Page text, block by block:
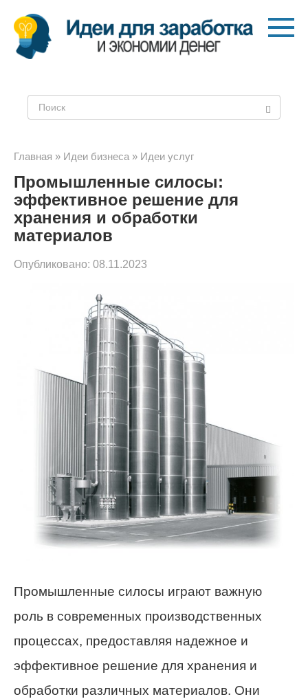
Перейти
контенту
Главная » Идеи бизнеса » Идеи услуг
Промышленные силосы:
эффективное решение для
хранения и обработки
материалов
Опубликовано: 08.11.2023
Промышленные силосы играют важную
роль в современных производственных
процессах, предоставляя надежное и
эффективное решение для хранения и
обработки различных материалов. Они